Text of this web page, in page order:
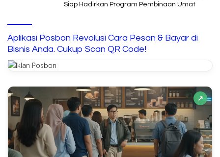
Siap Hadirkan Program Pembinaan Umat
Aplikasi Posbon Revolusi Cara Pesan & Bayar di
Bisnis Anda. Cukup Scan QR Code!
↗